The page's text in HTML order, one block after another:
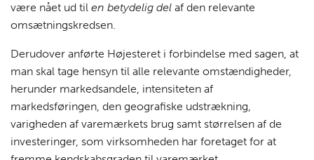
være nået ud til en betydelig del af den relevante
omsætningskredsen.
Derudover anførte Højesteret i forbindelse med sagen, at
man skal tage hensyn til alle relevante omstændigheder,
herunder markedsandele, intensiteten af
markedsføringen, den geografiske udstrækning,
varigheden af varemærkets brug samt størrelsen af de
investeringer, som virksomheden har foretaget for at